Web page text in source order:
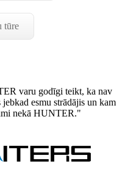
tūre
varu godīgi teikt, ka nav
esmu strādājis un kam
nekā HUNTER."